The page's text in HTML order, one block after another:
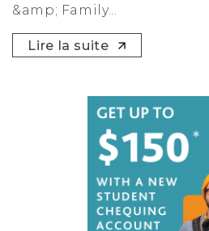
&amp; Family...
Lire la suite